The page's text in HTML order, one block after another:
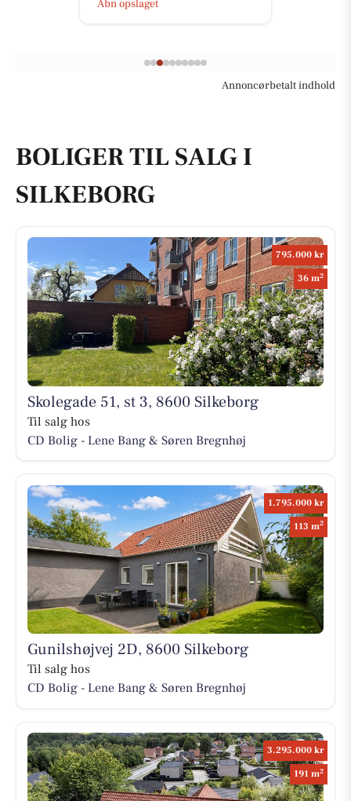
Åbn opslaget
Annoncørbetalt indhold
BOLIGER TIL SALG I
SILKEBORG
795.000 kr
36 m2
Skolegade 51, st 3, 8600 Silkeborg
Til salg hos
CD Bolig - Lene Bang & Søren Bregnhøj
1.795.000 kr
113 m2
Gunilshøjvej 2D, 8600 Silkeborg
Til salg hos
CD Bolig - Lene Bang & Søren Bregnhøj
3.295.000 kr
191 m2